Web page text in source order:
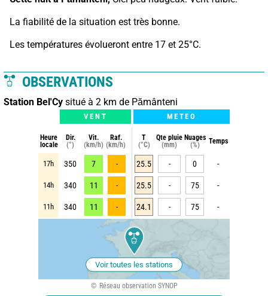
La fiabilité de la situation est très bonne.
Les températures évolueront entre 17 et 25°C.
OBSERVATIONS
Station Bel'Cy situé à 2 km de Pământeni
VENT METEO
Heure
locale
Dir.
(°)
Vit.
(km/h)
Raf.
(km/h)
T
(°C)
Qte pluie
(mm)
Nuages
(%)
Temps
17h 350 7 - 25.5 - 0 -
14h 340 11 - 25.5 - 75 -
11h 340 11 - 24.1 - 75 -
Voir toutes les stations
Réseau observation SYNOP